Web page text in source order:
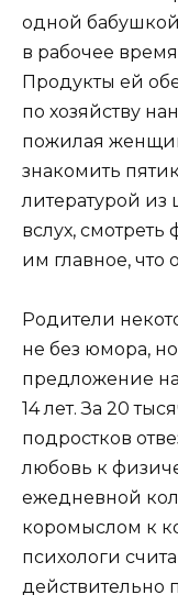
одной бабушкой
в рабочее
Продукты ей
по хозяйству
пожилая
знакомить
литературой
вслух,
им главное,
Родители
не без юмора,
предложение
14 лет. За 20
подростков
любовь к
ежедневной
коромыслом к
психологи
действительно